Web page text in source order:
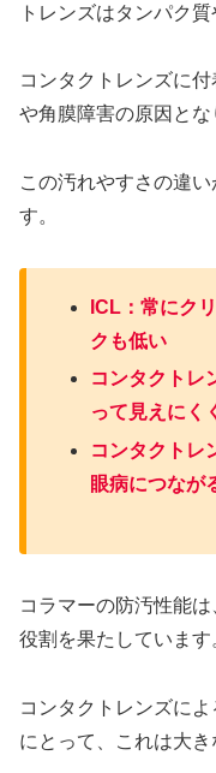
トレンズはタンパク
コンタクトレンズに
や角膜障害の原因とな
この汚れやすさの違
す。
ICL：常にク
クも低い
コンタクトレ
って見えにく
コンタクトレ
眼病につなが
コラマーの防汚性能
役割を果たしています
コンタクトレンズに
にとって、これは大き